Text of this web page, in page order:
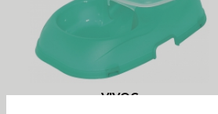
VIVOG